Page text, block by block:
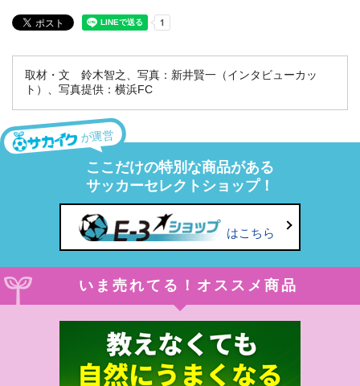
取材・文 鈴木智之、写真：新井賢一（インタビューカッ
ト）、写真提供：横浜FC
が運営
ここだけの特別な商品がある
サッカーセレクトショップ！
はこちら
いま売れてる！オススメ商品